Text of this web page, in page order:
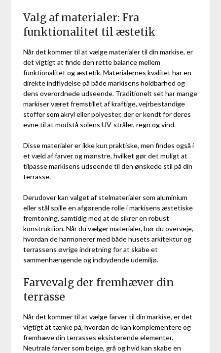
Valg af materialer: Fra
funktionalitet til æstetik
Når det kommer til at vælge materialer til din markise, er
det vigtigt at finde den rette balance mellem
funktionalitet og æstetik. Materialernes kvalitet har en
direkte indflydelse på både markisens holdbarhed og
dens overordnede udseende. Traditionelt set har mange
markiser været fremstillet af kraftige, vejrbestandige
stoffer som akryl eller polyester, der er kendt for deres
evne til at modstå solens UV-stråler, regn og vind.
Disse materialer er ikke kun praktiske, men findes også i
et væld af farver og mønstre, hvilket gør det muligt at
tilpasse markisens udseende til den ønskede stil på din
terrasse.
Derudover kan valget af stelmaterialer som aluminium
eller stål spille en afgørende rolle i markisens æstetiske
fremtoning, samtidig med at de sikrer en robust
konstruktion. Når du vælger materialer, bør du overveje,
hvordan de harmonerer med både husets arkitektur og
terrassens øvrige indretning for at skabe et
sammenhængende og indbydende udemiljø.
Farvevalg der fremhæver din
terrasse
Når det kommer til at vælge farver til din markise, er det
vigtigt at tænke på, hvordan de kan komplementere og
fremhæve din terrasses eksisterende elementer.
Neutrale farver som beige, grå og hvid kan skabe en